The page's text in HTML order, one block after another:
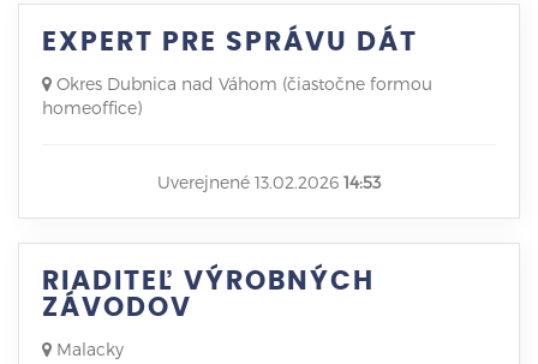
EXPERT PRE SPRÁVU DÁT
Okres Dubnica nad Váhom (čiastočne formou
homeoffice)
Uverejnené 13.02.2026 14:53
RIADITEĽ VÝROBNÝCH
ZÁVODOV
Malacky